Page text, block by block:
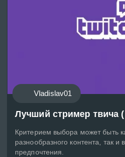
Vladislav01
Лучший стример твича
Критерием выбора может быть
разнообразного контента, так и
предпочтения.